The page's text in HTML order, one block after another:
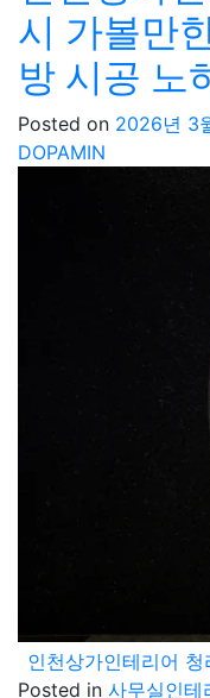
시 가볼만
방 시공 노
Posted on 2026년 3
DOPAMIN
Posted in 사무실인테